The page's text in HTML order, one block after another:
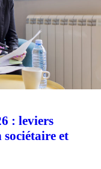
: leviers
et